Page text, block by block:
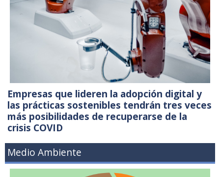
Empresas que lideren la adopción digital y
las prácticas sostenibles tendrán tres veces
más posibilidades de recuperarse de la
crisis COVID
Medio Ambiente